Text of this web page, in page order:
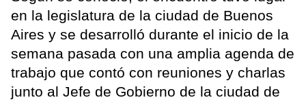
en la legislatura de la ciudad de Buenos
Aires y se desarrolló durante el inicio de la
semana pasada con una amplia agenda de
trabajo que contó con reuniones y charlas
junto al Jefe de Gobierno de la ciudad de